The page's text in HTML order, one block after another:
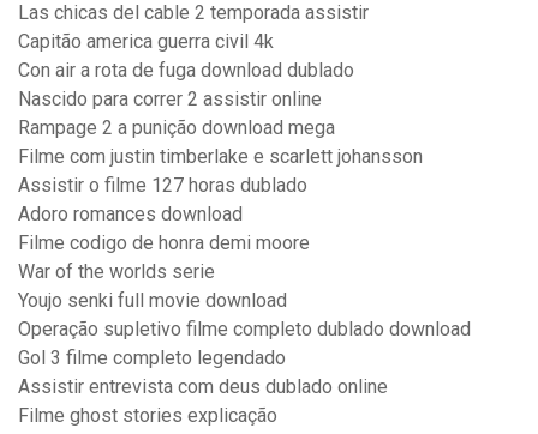
Las chicas del cable 2 temporada assistir
Capitão america guerra civil 4k
Con air a rota de fuga download dublado
Nascido para correr 2 assistir online
Rampage 2 a punição download mega
Filme com justin timberlake e scarlett johansson
Assistir o filme 127 horas dublado
Adoro romances download
Filme codigo de honra demi moore
War of the worlds serie
Youjo senki full movie download
Operação supletivo filme completo dublado download
Gol 3 filme completo legendado
Assistir entrevista com deus dublado online
Filme ghost stories explicação